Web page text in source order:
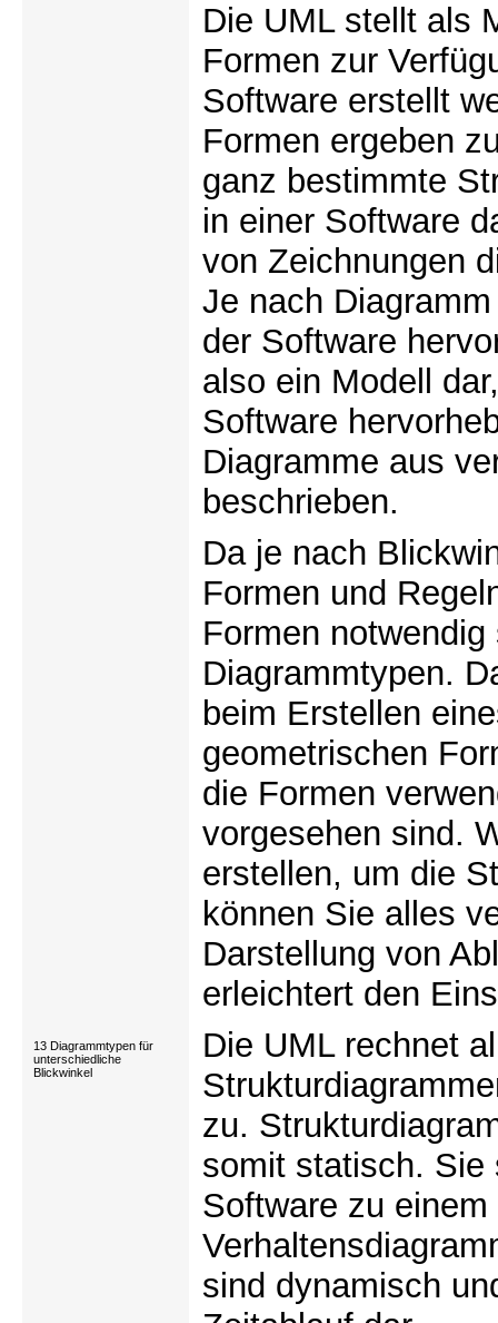
Die UML stellt als
Formen zur
Software erstellt
Formen ergeben
ganz bestimmte
in einer Software
von Zeichnungen
Je nach
der Software
also ein Modell
Software
Diagramme aus
beschrieben.
Da je nach
Formen und
Formen
Diagrammtypen.
beim Erstellen
geometrischen
die Formen
vorgesehen sind.
erstellen, um die
können Sie alles
Darstellung von
erleichtert den
13 Diagrammtypen für
unterschiedliche
Blickwinkel
Die UML rechnet
zu.
somit statisch. Sie
Software zu
sind dynamisch